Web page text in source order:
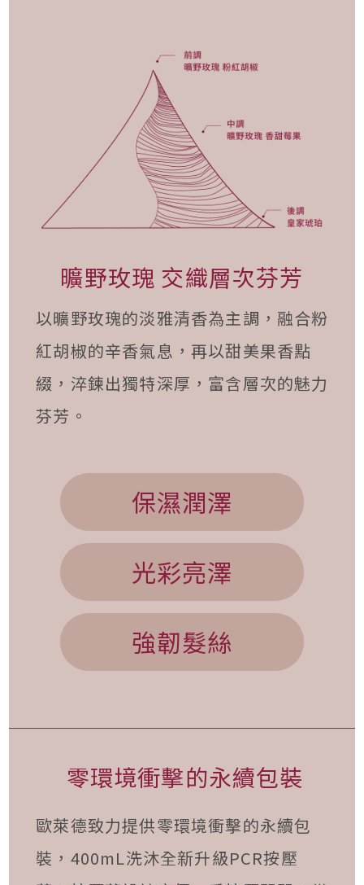
曠野玫瑰 交織層次芬芳
以曠野玫瑰的淡雅清香為主調，融合粉
紅胡椒的辛香氣息，再以甜美果香點
綴，淬鍊出獨特深厚，富含層次的魅力
芬芳。
保濕潤澤
光彩亮澤
強韌髮絲
零環境衝擊的永續包裝
歐萊德致力提供零環境衝擊的永續包
裝，400mL洗沐全新升級PCR按壓